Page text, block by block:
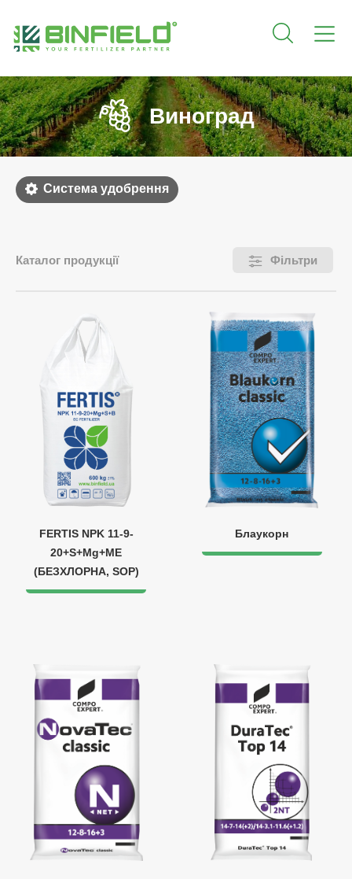
Виноград
Система удобрення
Каталог продукції Фільтри
FERTIS NPK 11-9-
20+S+Mg+ME
(БЕЗХЛОРНА, SOP)
Блаукорн